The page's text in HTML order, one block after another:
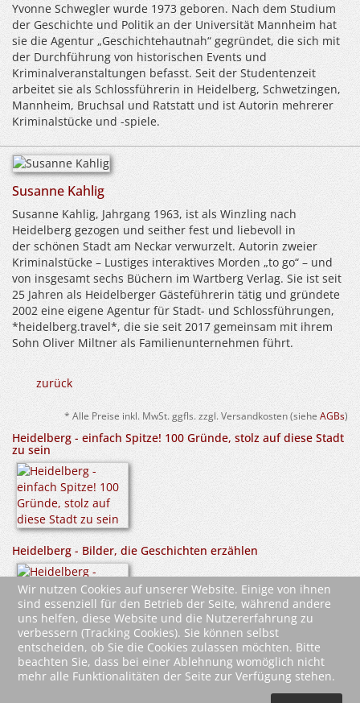
Yvonne Schwegler wurde 1973 geboren. Nach dem Studium
der Geschichte und Politik an der Universität Mannheim hat
sie die Agentur „Geschichtehautnah“ gegründet, die sich mit
der Durchführung von historischen Events und
Kriminalveranstaltungen befasst. Seit der Studentenzeit
arbeitet sie als Schlossführerin in Heidelberg, Schwetzingen,
Mannheim, Bruchsal und Ratstatt und ist Autorin mehrerer
Kriminalstücke und -spiele.
Susanne Kahlig
Susanne Kahlig, Jahrgang 1963, ist als Winzling nach
Heidelberg gezogen und seither fest und liebevoll in
der schönen Stadt am Neckar verwurzelt. Autorin zweier
Kriminalstücke – Lustiges interaktives Morden „to go“ – und
von insgesamt sechs Büchern im Wartberg Verlag. Sie ist seit
25 Jahren als Heidelberger Gästeführerin tätig und gründete
2002 eine eigene Agentur für Stadt- und Schlossführungen,
*heidelberg.travel*, die sie seit 2017 gemeinsam mit ihrem
Sohn Oliver Miltner als Familienunternehmen führt.
zurück
* Alle Preise inkl. MwSt. ggfls. zzgl. Versandkosten (siehe AGBs)
Heidelberg - einfach Spitze! 100 Gründe, stolz auf diese Stadt
zu sein
Heidelberg - Bilder, die Geschichten erzählen
Wir nutzen Cookies auf unserer Website. Einige von ihnen
sind essenziell für den Betrieb der Seite, während andere
uns helfen, diese Website und die Nutzererfahrung zu
verbessern (Tracking Cookies). Sie können selbst
entscheiden, ob Sie die Cookies zulassen möchten. Bitte
beachten Sie, dass bei einer Ablehnung womöglich nicht
mehr alle Funktionalitäten der Seite zur Verfügung stehen.